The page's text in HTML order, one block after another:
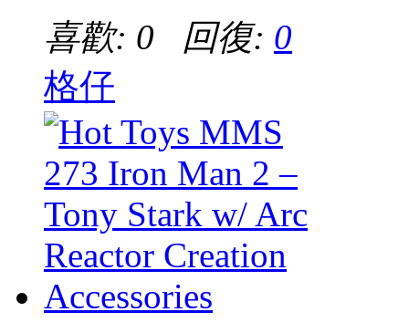
喜歡: 0 回復: 0
格仔